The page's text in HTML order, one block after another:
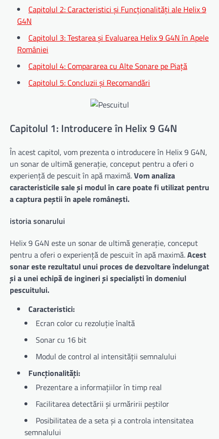
Capitolul 2: Caracteristici și Funcționalități ale Helix 9
G4N
Capitolul 3: Testarea și Evaluarea Helix 9 G4N în Apele
României
Capitolul 4: Compararea cu Alte Sonare pe Piață
Capitolul 5: Concluzii și Recomandări
Capitolul 1: Introducere în Helix 9 G4N
În acest capitol, vom prezenta o introducere în Helix 9 G4N,
un sonar de ultimă generație, conceput pentru a oferi o
experiență de pescuit în apă maximă.Vom analiza
caracteristicile sale și modul în care poate fi utilizat pentru
a captura peștii în apele românești.
istoria sonarului
Helix 9 G4N este un sonar de ultimă generație, conceput
pentru a oferi o experiență de pescuit în apă maximă.Acest
sonar este rezultatul unui proces de dezvoltare îndelungat
și a unei echipă de ingineri și specialiști în domeniul
pescuitului.
Caracteristici:
Ecran color cu rezoluție înaltă
Sonar cu 16 bit
Modul de control al intensității semnalului
Funcționalități:
Prezentare a informațiilor în timp real
Facilitarea detectării și urmăririi peștilor
Posibilitatea de a seta și a controla intensitatea
semnalului